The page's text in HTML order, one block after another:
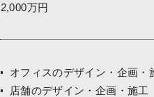
2,000万円
オフィスのデザイン・企画・
店舗のデザイン・企画・施工